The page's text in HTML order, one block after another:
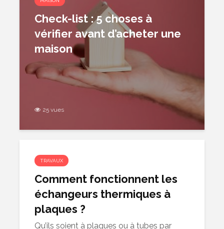
Check-list : 5 choses à
vérifier avant d’acheter une
maison
25 vues
TRAVAUX
Comment fonctionnent les
échangeurs thermiques à
plaques ?
Qu’ils soient à plaques ou à tubes par